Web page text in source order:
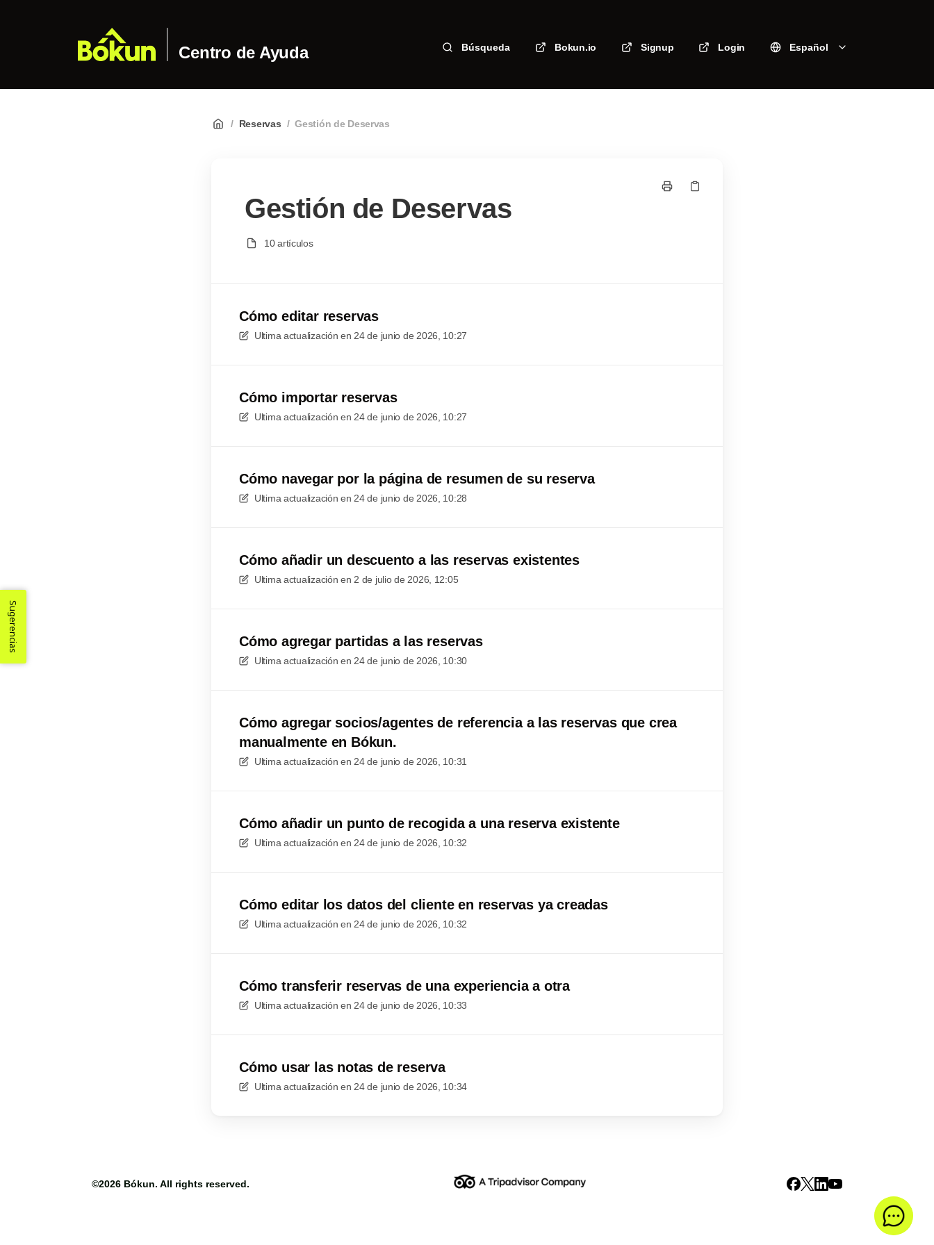
Centro de Ayuda Búsqueda Bokun.io Signup Login Español
/ Reservas / Gestión de Deservas
Gestión de Deservas
10 artículos
Cómo editar reservas
Ultima actualización en 24 de junio de 2026, 10:27
Cómo importar reservas
Ultima actualización en 24 de junio de 2026, 10:27
Cómo navegar por la página de resumen de su reserva
Ultima actualización en 24 de junio de 2026, 10:28
Cómo añadir un descuento a las reservas existentes
Ultima actualización en 2 de julio de 2026, 12:05
Cómo agregar partidas a las reservas
Ultima actualización en 24 de junio de 2026, 10:30
Cómo agregar socios/agentes de referencia a las reservas que crea
manualmente en Bókun.
Ultima actualización en 24 de junio de 2026, 10:31
Cómo añadir un punto de recogida a una reserva existente
Ultima actualización en 24 de junio de 2026, 10:32
Cómo editar los datos del cliente en reservas ya creadas
Ultima actualización en 24 de junio de 2026, 10:32
Cómo transferir reservas de una experiencia a otra
Ultima actualización en 24 de junio de 2026, 10:33
Cómo usar las notas de reserva
Ultima actualización en 24 de junio de 2026, 10:34
©2026 Bókun. All rights reserved.
Sugerencias